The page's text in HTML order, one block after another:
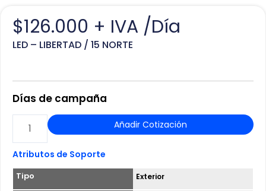
$126.000 + IVA /Día
LED – LIBERTAD / 15 NORTE
Días de campaña
LIBERTAD
/
15
Añadir Cotización
Atributos de Soporte
Tipo Exterior